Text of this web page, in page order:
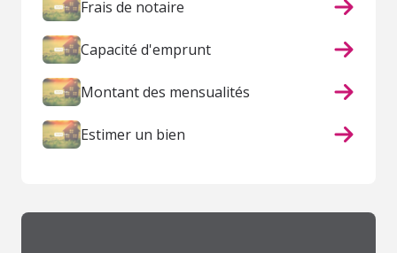
Frais de notaire
Capacité d'emprunt
Montant des mensualités
Estimer un bien